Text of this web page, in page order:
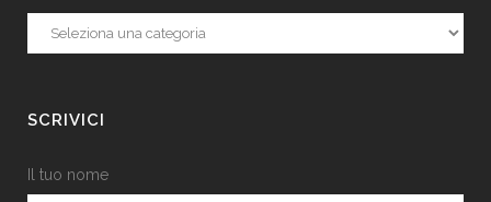
Categorie
SCRIVICI
Il tuo nome